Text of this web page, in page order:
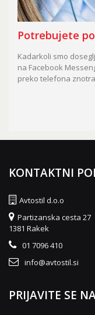
Potrebujete
Kadarkoli smo
na Facebook
preko telefona
KONTAKTNI
Avtostil d.o.o
Partizanska cesta 27
1381 Rakek
01 7096 410
info@avtostil.si
PRIJAVITE SE